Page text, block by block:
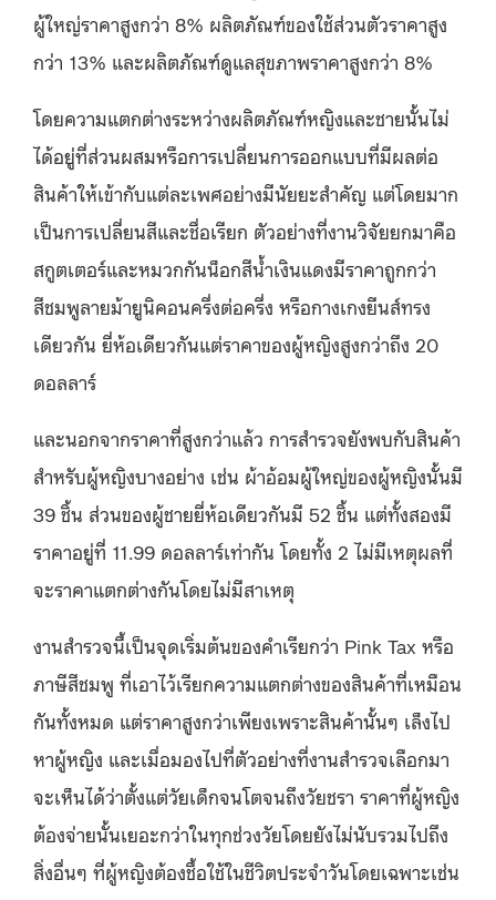
ผู้ใหญ่ราคาสูงกว่า 8% ผลิตภัณฑ์ของใช้ส่วนตัวราคาสูง
กว่า 13% และผลิตภัณฑ์ดูแลสุขภาพราคาสูงกว่า 8%
โดยความแตกต่างระหว่างผลิตภัณฑ์หญิงและชายนั้นไม่
ได้อยู่ที่ส่วนผสมหรือการเปลี่ยนการออกแบบที่มีผลต่อ
สินค้าให้เข้ากับแต่ละเพศอย่างมีนัยยะสำคัญ แต่โดยมาก
เป็นการเปลี่ยนสีและชื่อเรียก ตัวอย่างที่งานวิจัยยกมาคือ
สกูตเตอร์และหมวกกันน็อกสีน้ำเงินแดงมีราคาถูกกว่า
สีชมพูลายม้ายูนิคอนครึ่งต่อครึ่ง หรือกางเกงยีนส์ทรง
เดียวกัน ยี่ห้อเดียวกันแต่ราคาของผู้หญิงสูงกว่าถึง 20
ดอลลาร์
และนอกจากราคาที่สูงกว่าแล้ว การสำรวจยังพบกับสินค้า
สำหรับผู้หญิงบางอย่าง เช่น ผ้าอ้อมผู้ใหญ่ของผู้หญิงนั้นมี
39 ชิ้น ส่วนของผู้ชายยี่ห้อเดียวกันมี 52 ชิ้น แต่ทั้งสองมี
ราคาอยู่ที่ 11.99 ดอลลาร์เท่ากัน โดยทั้ง 2 ไม่มีเหตุผลที่
จะราคาแตกต่างกันโดยไม่มีสาเหตุ
งานสำรวจนี้เป็นจุดเริ่มต้นของคำเรียกว่า Pink Tax หรือ
ภาษีสีชมพู ที่เอาไว้เรียกความแตกต่างของสินค้าที่เหมือน
กันทั้งหมด แต่ราคาสูงกว่าเพียงเพราะสินค้านั้นๆ เล็งไป
หาผู้หญิง และเมื่อมองไปที่ตัวอย่างที่งานสำรวจเลือกมา
จะเห็นได้ว่าตั้งแต่วัยเด็กจนโตจนถึงวัยชรา ราคาที่ผู้หญิง
ต้องจ่ายนั้นเยอะกว่าในทุกช่วงวัยโดยยังไม่นับรวมไปถึง
สิ่งอื่นๆ ที่ผู้หญิงต้องชื้อใช้ในชีวิตประจำวันโดยเฉพาะเช่น